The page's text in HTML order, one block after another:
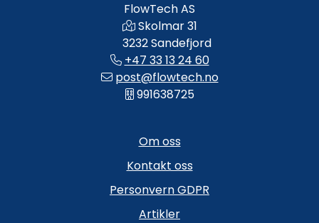
FlowTech AS
Skolmar 31
3232 Sandefjord
+47 33 13 24 60
post@flowtech.no
991638725
Om oss
Kontakt oss
Personvern GDPR
Artikler